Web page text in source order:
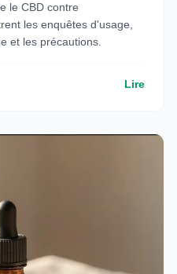
le CBD contre
les enquêtes d'usage,
et les précautions.
Lire